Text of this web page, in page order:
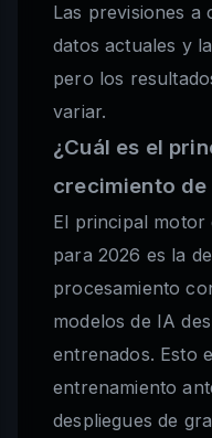
Las previsiones a
datos actuales y
pero los
variar.
¿Cuál es el
crecimiento de
El principal motor
para 2026 es la
procesamiento
modelos de IA
entrenados. Esto
entrenamiento
despliegues de